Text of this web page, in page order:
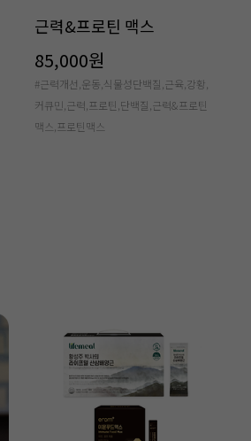
효소 맥스
53,000원
#효소,효소맥스,비움프로젝트,엔자임믹
스,효소활성,발효효소